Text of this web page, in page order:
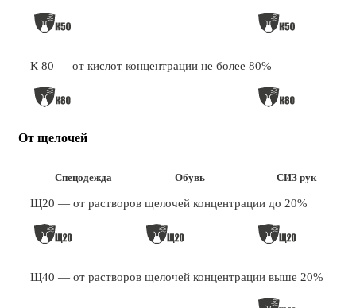
К 80 — от кислот концентрации не более 80%
От щелочей
Спецодежда Обувь СИЗ рук
Щ20 — от растворов щелочей концентрации до 20%
Щ40 — от растворов щелочей концентрации выше 20%